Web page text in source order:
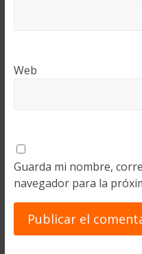
Web
Guarda mi nombre,
navegador para la